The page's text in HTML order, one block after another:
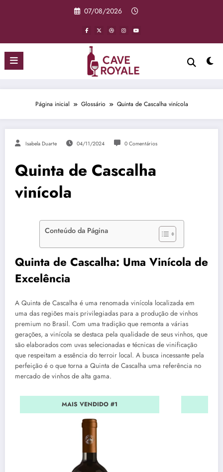
07/08/2026
Página inicial Glossário Quinta de Cascalha vinícola
Isabela Duarte 04/11/2024 0 Comentários
Quinta de Cascalha
vinícola
Conteúdo da Página
Quinta de Cascalha: Uma Vinícola de
Excelência
A Quinta de Cascalha é uma renomada vinícola localizada em
uma das regiões mais privilegiadas para a produção de vinhos
premium no Brasil. Com uma tradição que remonta a várias
gerações, a vinícola se destaca pela qualidade de seus vinhos, que
são elaborados com uvas selecionadas e técnicas de vinificação
que respeitam a essência do terroir local. A busca incessante pela
perfeição é o que torna a Quinta de Cascalha uma referência no
mercado de vinhos de alta gama.
MAIS VENDIDO #1